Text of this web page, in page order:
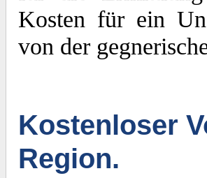
Kosten für ein
von der
Kostenloser
Region.